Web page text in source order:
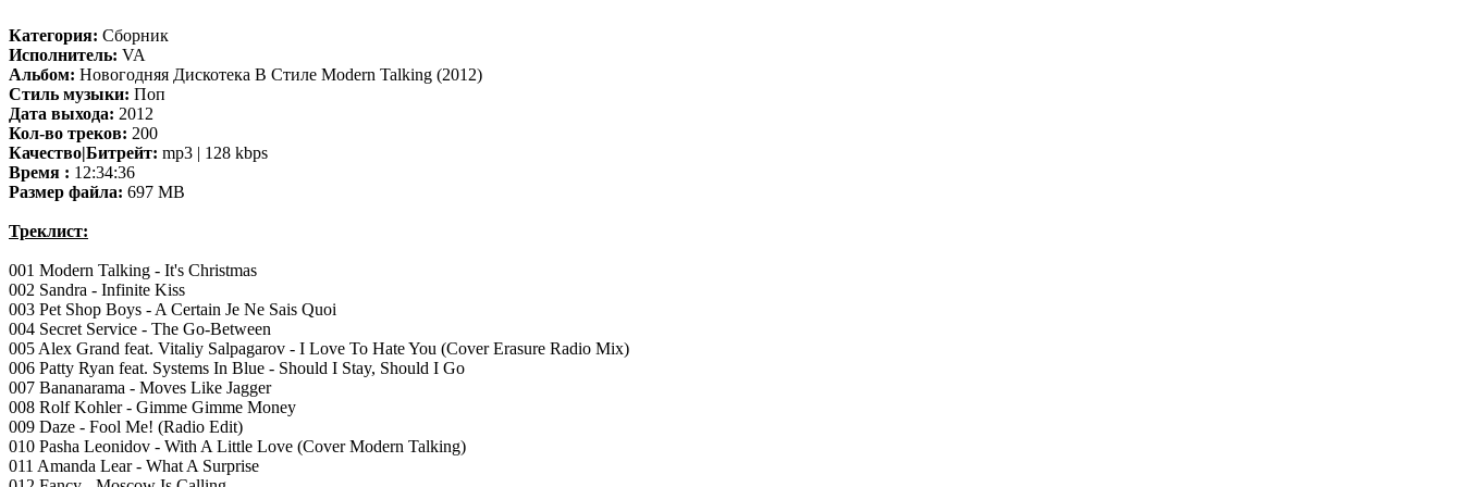
Категория: Сборник
Исполнитель: VA
Альбом: Новогодняя Дискотека В Стиле Modern Talking (2012)
Стиль музыки: Поп
Дата выхода: 2012
Кол-во треков: 200
Качество|Битрейт: mp3 | 128 kbps
Время : 12:34:36
Размер файла: 697 MB
Треклист:
001 Modern Talking - It's Christmas
002 Sandra - Infinite Kiss
003 Pet Shop Boys - A Certain Je Ne Sais Quoi
004 Secret Service - The Go-Between
005 Alex Grand feat. Vitaliy Salpagarov - I Love To Hate You (Cover Erasure Radio Mix)
006 Patty Ryan feat. Systems In Blue - Should I Stay, Should I Go
007 Bananarama - Moves Like Jagger
008 Rolf Kohler - Gimme Gimme Money
009 Daze - Fool Me! (Radio Edit)
010 Pasha Leonidov - With A Little Love (Cover Modern Talking)
011 Amanda Lear - What A Surprise